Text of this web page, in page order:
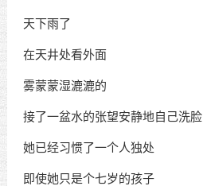
天下雨了
在天井处看外面
雾蒙蒙湿漉漉的
接了一盆水的张望安静地自己洗脸
她已经习惯了一个人独处
即使她只是个七岁的孩子